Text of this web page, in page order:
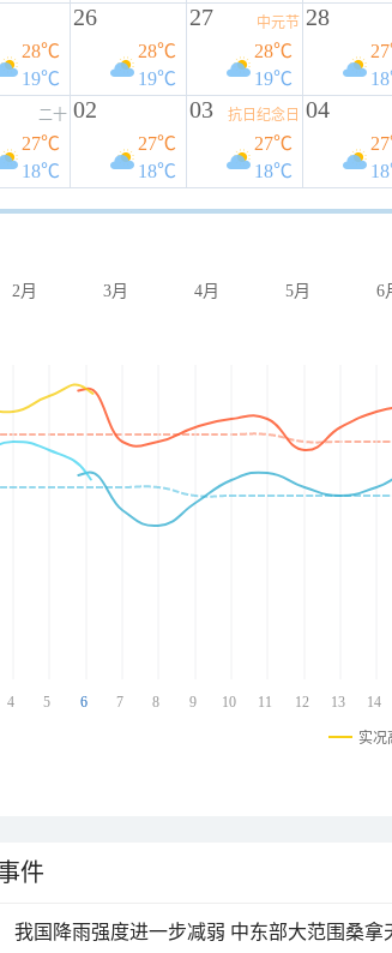
28℃
19℃
26
28℃
19℃
27 中元节
28℃
19℃
28
二十
27℃
18℃
02
27℃
18℃
03 抗日纪念日
27℃
18℃
04
2月 3月 4月 5月 6
4 5 6 7 8 9 10 11 12 13 14
实况
件
我国降雨强度进一步减弱 中东部大范围桑